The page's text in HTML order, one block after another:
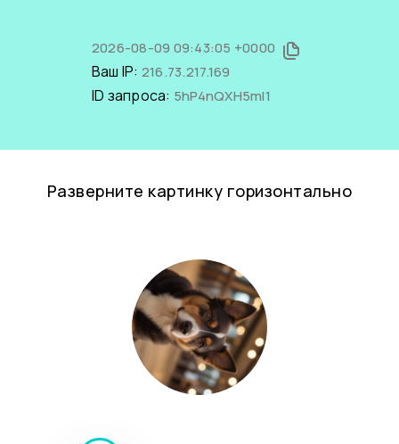
2026-08-09 09:43:05 +0000
Ваш IP: 216.73.217.169
ID запроса: 5hP4nQXH5mI1
Разверните картинку горизонтально